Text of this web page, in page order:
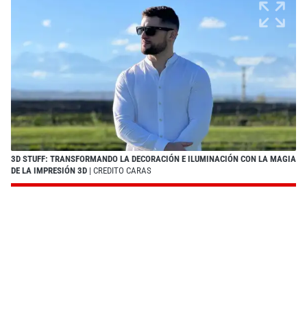
3D STUFF: TRANSFORMANDO LA DECORACIÓN E ILUMINACIÓN CON LA MAGIA
DE LA IMPRESIÓN 3D | CREDITO CARAS